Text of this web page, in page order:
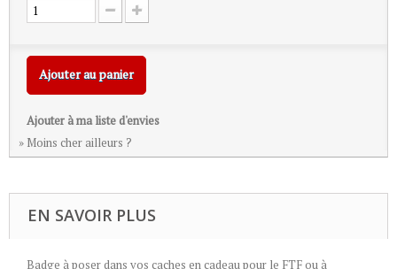
Ajouter au panier
Ajouter à ma liste d'envies
» Moins cher ailleurs ?
EN SAVOIR PLUS
Badge à poser dans vos caches en cadeau pour le FTF ou à